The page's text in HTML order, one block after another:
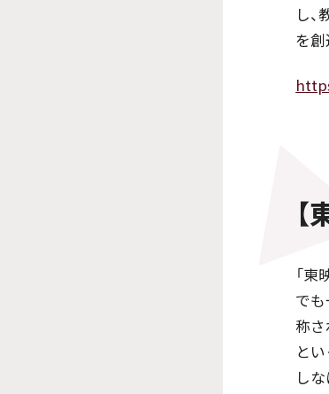
し
を
「
で
称
と
し